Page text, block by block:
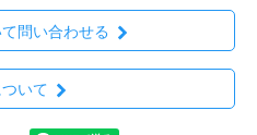
問い合わせる
いて